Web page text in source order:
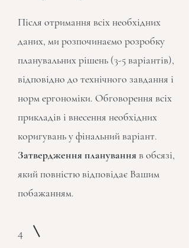
Після отримання всіх необхідних
даних, ми розпочинаємо розробку
планувальних рішень (3-5 варіантів),
відповідно до технічного завдання і
норм ергономіки. Обговорення всіх
прикладів і внесення необхідних
коригувань у фінальний варіант.
Затвердження планування в обсязі,
який повністю відповідає Вашим
побажанням.
4